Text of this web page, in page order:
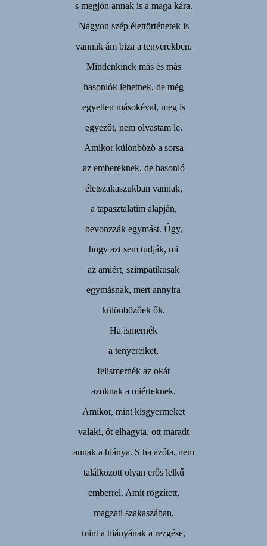
s megjön annak is a maga kára.
Nagyon szép élettörténetek is
vannak ám biza a tenyerekben.
Mindenkinek más és más
hasonlók lehetnek, de még
egyetlen másokéval, meg is
egyezőt, nem olvastam le.
Amikor különböző a sorsa
az embereknek, de hasonló
életszakaszukban vannak,
a tapasztalatim alapján,
bevonzzák egymást. Úgy,
hogy azt sem tudják, mi
az amiért, szimpatikusak
egymásnak, mert annyira
különbözőek ők.
Ha ismernék
a tenyereiket,
felismernék az okát
azoknak a miérteknek.
Amikor, mint kisgyermeket
valaki, őt elhagyta, ott maradt
annak a hiánya. S ha azóta, nem
találkozott olyan erős lelkű
emberrel. Amit rögzített,
magzati szakaszában,
mint a hiányának a rezgése,